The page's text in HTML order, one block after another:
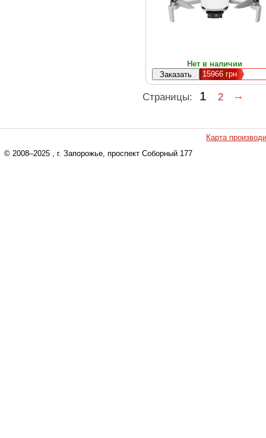
Нет в наличии
15966грн
Страницы: 1 2
Карта
© 2008–2025 , г. Запорожье, проспект Соборный 177